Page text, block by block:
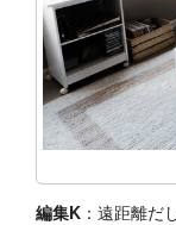
編集K ：遠距離だ